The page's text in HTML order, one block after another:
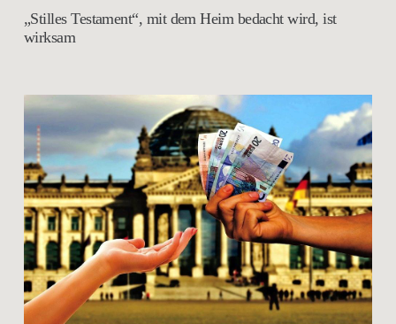
„Stilles Testament“, mit dem Heim bedacht wird, ist
wirksam